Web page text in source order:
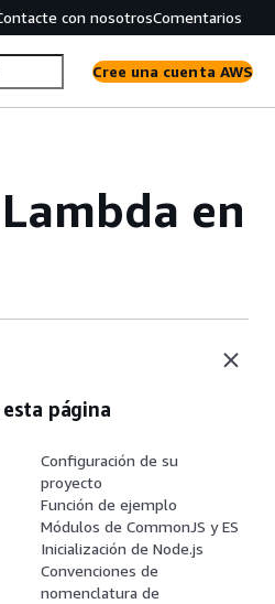
con nosotrosComentarios
Cree una cuenta AWS
en
esta página
Configuración de su
proyecto
Función de ejemplo
Módulos de CommonJS y ES
Inicialización de Node.js
Convenciones de
nomenclatura de